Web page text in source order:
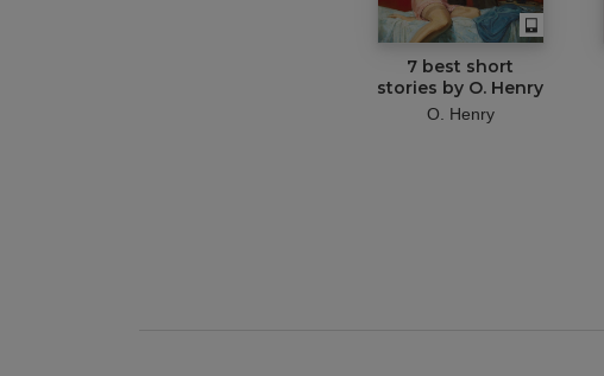
7 best short
stories by O. Henry
O. Henry